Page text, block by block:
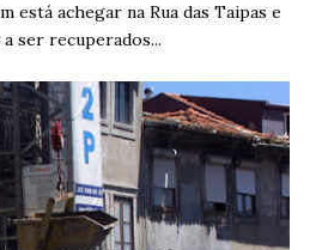
está achegar na Rua das Taipas e
ser recuperados...